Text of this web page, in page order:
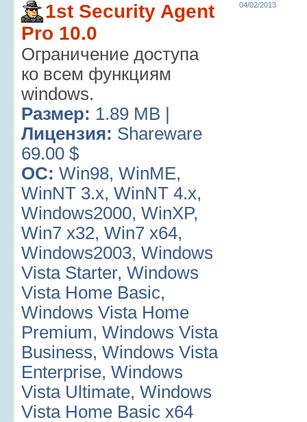
1st Security Agent
Pro 10.0
Ограничение доступа
ко всем функциям
windows.
Размер: 1.89 MB |
Лицензия: Shareware
69.00 $
ОС: Win98, WinME,
WinNT 3.x, WinNT 4.x,
Windows2000, WinXP,
Win7 x32, Win7 x64,
Windows2003, Windows
Vista Starter, Windows
Vista Home Basic,
Windows Vista Home
Premium, Windows Vista
Business, Windows Vista
Enterprise, Windows
Vista Ultimate, Windows
Vista Home Basic x64
04/02/2013